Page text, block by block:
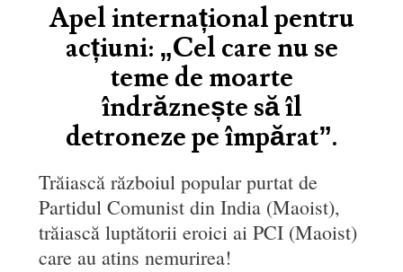
Apel internațional pentru
acțiuni: „Cel care nu se
teme de moarte
îndrăznește să îl
detroneze pe împărat”.
Trăiască războiul popular purtat de
Partidul Comunist din India (Maoist),
trăiască luptătorii eroici ai PCI (Maoist)
care au atins nemurirea!